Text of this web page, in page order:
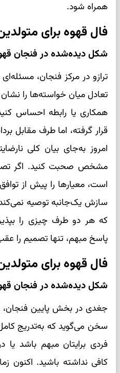
همراه شود.
فال قهوه برای
شکل دیده‌شده در فنجان
ترازو در مرکز فنجان،
تعادل میان خواسته‌ها را
همکاری یا رابطه احساس
قرار گرفته، اما طرف مقابل
امروز به‌جای بیان کلی
مشخص صحبت کنید. اگر
است، معیارها را پیش از
سازش یک‌جانبه توصیه
که هر دو طرف چیزی را
پاسخ مبهم، تنها تصمیم را
فال قهوه برای
شکل دیده‌شده در فنجان
جغدی در بخش پایین
سخن می‌گوید که به‌تدریج
فردی برایتان مبهم باشد یا
کافی نداشته باشید. اکنون